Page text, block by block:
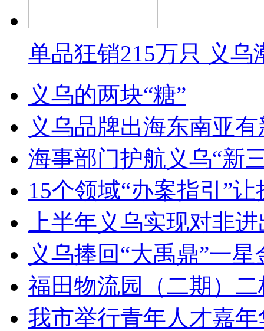
单品狂销215万只 义
义乌的两块“糖”
义乌品牌出海东南亚
海事部门护航义乌“新
15个领域“办案指引”
上半年义乌实现对非
义乌捧回“大禹鼎”一星
福田物流园（二期）
我市举行青年人才嘉